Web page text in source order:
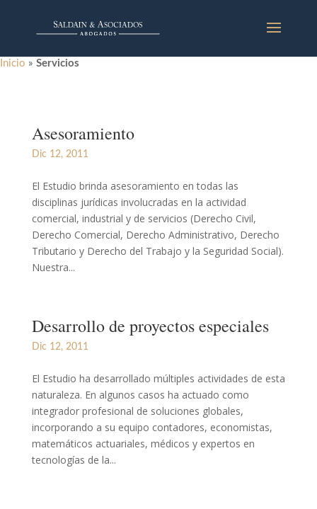
Inicio » Servicios
Asesoramiento
Dic 12, 2011
El Estudio brinda asesoramiento en todas las
disciplinas jurídicas involucradas en la actividad
comercial, industrial y de servicios (Derecho Civil,
Derecho Comercial, Derecho Administrativo, Derecho
Tributario y Derecho del Trabajo y la Seguridad Social).
Nuestra...
Desarrollo de proyectos especiales
Dic 12, 2011
El Estudio ha desarrollado múltiples actividades de esta
naturaleza. En algunos casos ha actuado como
integrador profesional de soluciones globales,
incorporando a su equipo contadores, economistas,
matemáticos actuariales, médicos y expertos en
tecnologías de la...